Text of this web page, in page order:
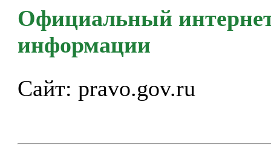
Официальный
информации
Сайт: pravo.gov.ru